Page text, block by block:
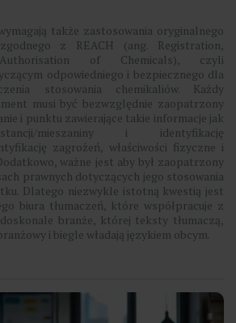
także zastosowania oryginalnego
z REACH (ang. Registration,
of Chemicals), czyli
odpowiedniego i bezpiecznego dla
stosowania chemikaliów. Każdy
musi być bezwzględnie zaopatrzony
i punktu zawierające takie informacje jak
mieszaniny i identyfikację
zagrożeń, właściwości fizyczne i
ważne jest aby był zaopatrzony
prawnych dotyczących jego stosowania
Dlatego niezwykle istotną kwestią jest
biura tłumaczeń, które współpracuje z
branże, której teksty tłumaczą,
i biegle władają językiem obcym.